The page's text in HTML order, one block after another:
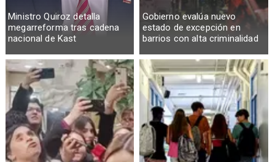
Ministro Quiroz detalla
megarreforma tras cadena
nacional de Kast
Gobierno evalúa nuevo
estado de excepción en
barrios con alta criminalidad